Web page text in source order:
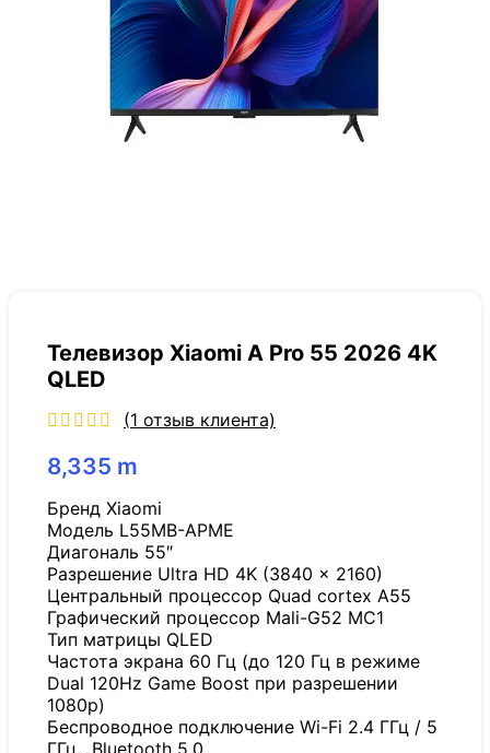
Телевизор Xiaomi A Pro 55 2026 4K
QLED
(1 отзыв клиента)
8,335 m
Бренд Xiaomi
Модель L55MB-APME
Диагональ 55″
Разрешение Ultra HD 4K (3840 x 2160)
Центральный процессор Quad cortex A55
Графический процессор Mali-G52 MC1
Тип матрицы QLED
Частота экрана 60 Гц (до 120 Гц в режиме
Dual 120Hz Game Boost при разрешении
1080p)
Беспроводное подключение Wi-Fi 2.4 ГГц / 5